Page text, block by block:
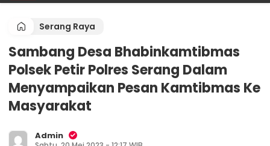
Serang Raya
Sambang Desa Bhabinkamtibmas
Polsek Petir Polres Serang Dalam
Menyampaikan Pesan Kamtibmas Ke
Masyarakat
Admin